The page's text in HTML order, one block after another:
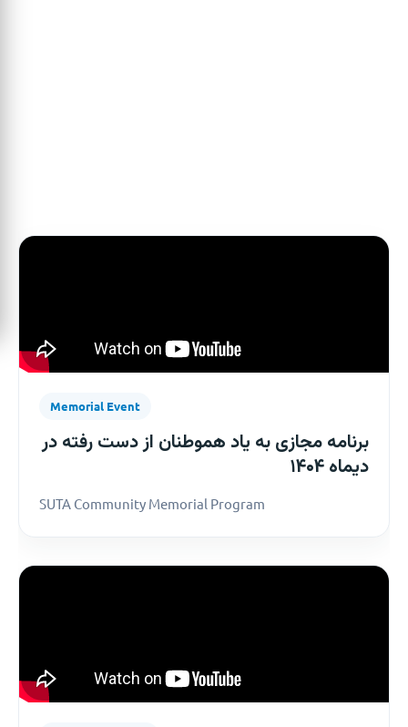
Memorial Event
برنامه مجازی به یاد هموطنان از دست رفته در
دیماه ۱۴۰۴
SUTA Community Memorial Program